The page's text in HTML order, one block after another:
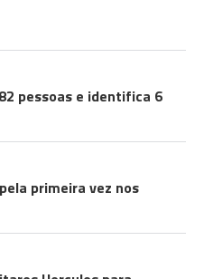
pessoas e identifica 6
primeira vez nos